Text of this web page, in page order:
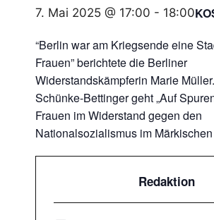
7. Mai 2025 @ 17:00 - 18:00
“Berlin war am Kriegsende eine
Frauen” berichtete die Berliner
Widerstandskämpferin Marie
Schünke-Bettinger geht „Auf
Frauen im Widerstand gegen den
Nationalsozialismus im Märkischen
Redaktion